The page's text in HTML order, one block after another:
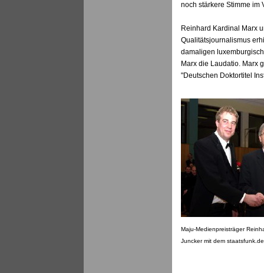
Maju-Medienpreisträger
Juncker mit dem
noch stärkere Stimme im
Reinhard Kardinal Marx
Qualitätsjournalismus
damaligen
Marx die Laudatio. Marx
"Deutschen Doktortitel